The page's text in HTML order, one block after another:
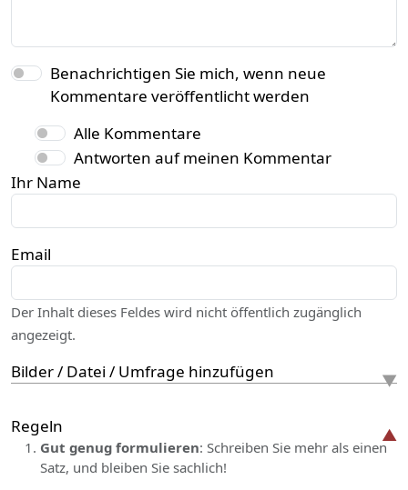
Benachrichtigen Sie mich, wenn neue
Kommentare veröffentlicht werden
Alle Kommentare
Antworten auf meinen Kommentar
Ihr Name
Email
Der Inhalt dieses Feldes wird nicht öffentlich zugänglich
angezeigt.
Bilder / Datei / Umfrage hinzufügen
Regeln
Gut genug formulieren: Schreiben Sie mehr als einen
Satz, und bleiben Sie sachlich!